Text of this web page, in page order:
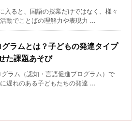
入ると、国語の授業だけではなく、様々
動でことばの理解力や表現力 ...
ラムとは？子どもの発達タイプ
た課題あそび
グラム（認知・言語促進プログラム）で
遅れのある子どもたちの発達 ...